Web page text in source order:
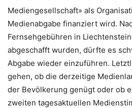
Mediengesellschaft» als
Medienabgabe finanziert wird.
Fernsehgebühren in
abgeschafft wurden, dürfte es
Abgabe wieder einzuführen.
gehen, ob die derzeitige
der Bevölkerung genügt oder ob
zweiten tagesaktuellen